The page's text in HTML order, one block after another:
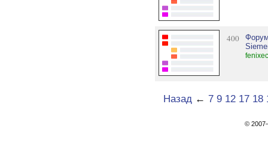
400
Назад← 7 9 12 17 18
©